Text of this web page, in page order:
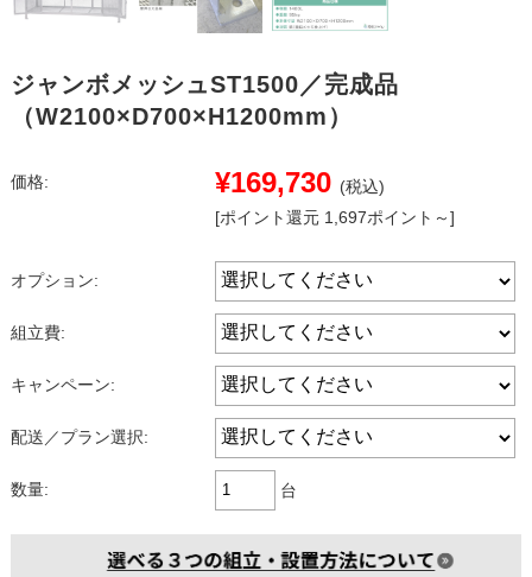
ジャンボメッシュST1500／完成品
（W2100×D700×H1200mm）
価格: ¥169,730 (税込)
[ポイント還元 1,697ポイント～]
オプション:
組立費:
キャンペーン:
配送／プラン選択:
数量: 台